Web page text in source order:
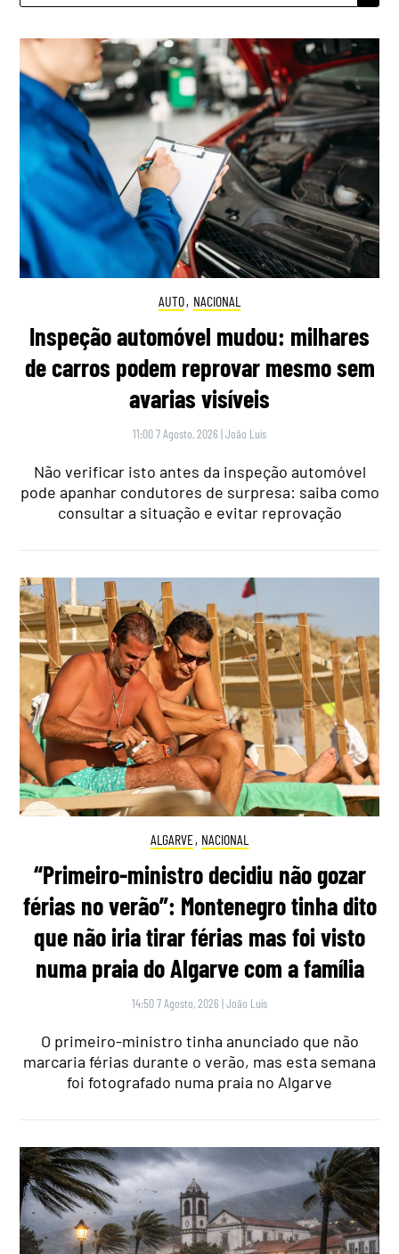
AUTO, NACIONAL
Inspeção automóvel mudou: milhares
de carros podem reprovar mesmo sem
avarias visíveis
11:00 7 Agosto, 2026 |João Luís
Não verificar isto antes da inspeção automóvel
pode apanhar condutores de surpresa: saiba como
consultar a situação e evitar reprovação
ALGARVE, NACIONAL
“Primeiro-ministro decidiu não gozar
férias no verão”: Montenegro tinha dito
que não iria tirar férias mas foi visto
numa praia do Algarve com a família
14:50 7 Agosto, 2026 |João Luís
O primeiro-ministro tinha anunciado que não
marcaria férias durante o verão, mas esta semana
foi fotografado numa praia no Algarve